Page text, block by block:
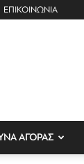
ΕΠΙΚΟΙΝΩΝΙΑ
ΑΓΟΡΑΣ